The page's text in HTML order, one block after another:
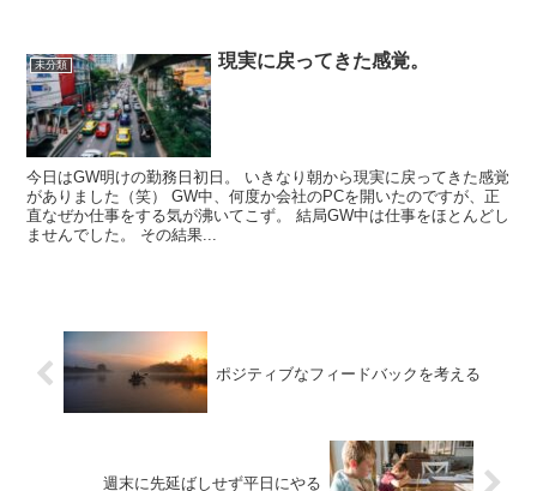
未分類 現実に戻ってきた感覚。
今日はGW明けの勤務日初日。 いきなり朝から現実に戻ってきた感覚
がありました（笑） GW中、何度か会社のPCを開いたのですが、正
直なぜか仕事をする気が沸いてこず。 結局GW中は仕事をほとんどし
ませんでした。 その結果...
ポジティブなフィードバックを考える
週末に先延ばしせず平日にやる